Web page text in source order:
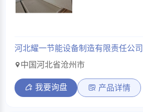
河北耀一节能设备制造有限责任公司
中国河北省沧州市
我要询盘 产品详情